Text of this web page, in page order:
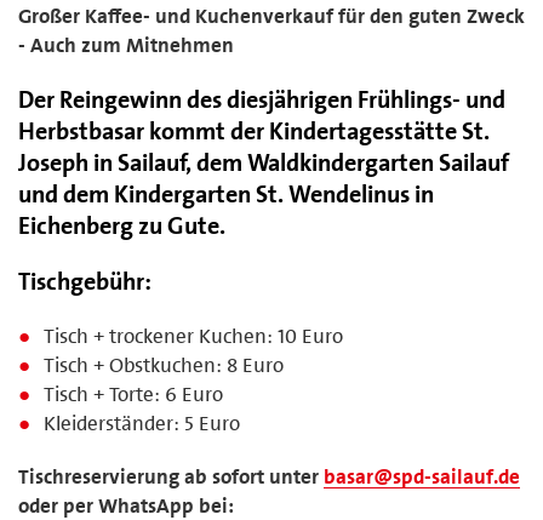
Großer Kaffee- und Kuchenverkauf für den guten Zweck
- Auch zum Mitnehmen
Der Reingewinn des diesjährigen Frühlings- und
Herbstbasar kommt der Kindertagesstätte St.
Joseph in Sailauf, dem Waldkindergarten Sailauf
und dem Kindergarten St. Wendelinus in
Eichenberg zu Gute.
Tischgebühr:
Tisch + trockener Kuchen: 10 Euro
Tisch + Obstkuchen: 8 Euro
Tisch + Torte: 6 Euro
Kleiderständer: 5 Euro
Tischreservierung ab sofort unter basar@spd-sailauf.de
oder per WhatsApp bei: